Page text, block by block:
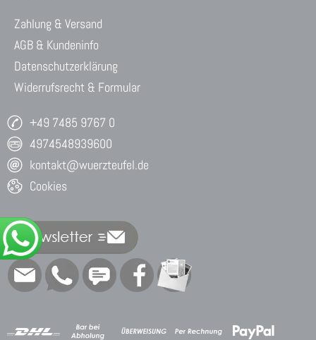
Zahlung & Versand
AGB & Kundeninfo
Datenschutzerklärung
Widerrufsrecht & Formular
+49 7485 9767 0
4974548939600
kontakt@wuerzteufel.de
Cookies